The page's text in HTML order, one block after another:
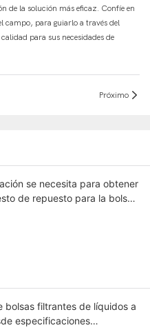
de la solución más eficaz. Confíe en
campo, para guiarlo a través del
para sus necesidades de
Próximo
se necesita para obtener
de repuesto para la bolsa
bolsas filtrantes de líquidos a
especificaciones